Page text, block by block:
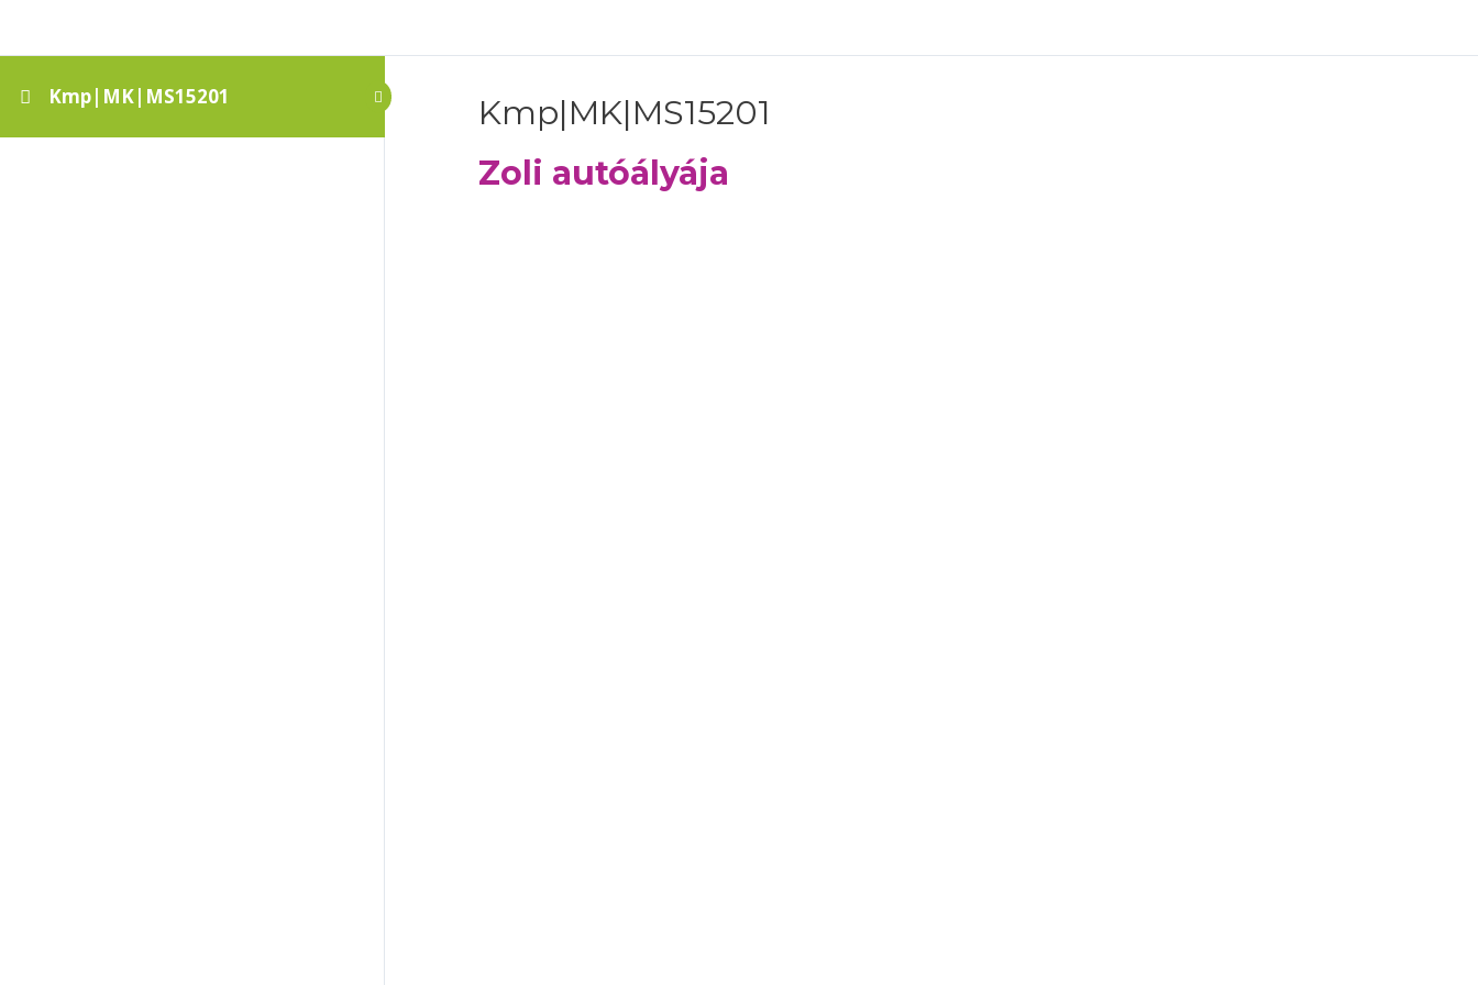
Kmp|MK|MS15201
Kmp|MK|MS15201
Zoli autóályája